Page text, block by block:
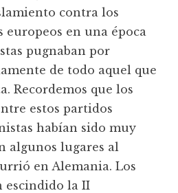
contra los
europeos en una época
pugnaban por
de todo aquel que
Recordemos que los
estos partidos
habían sido muy
algunos lugares al
en Alemania. Los
escindido la II